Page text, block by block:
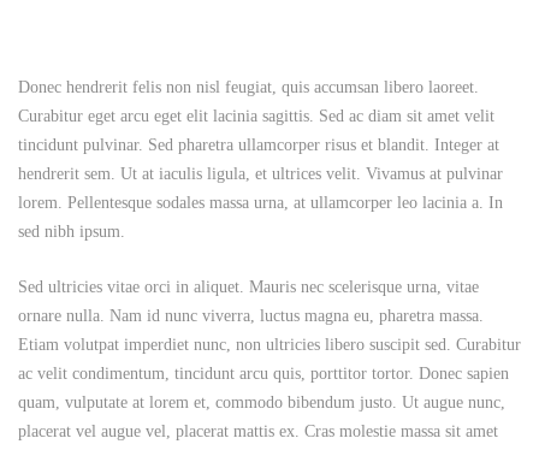
Donec hendrerit felis non nisl feugiat, quis accumsan libero laoreet.
Curabitur eget arcu eget elit lacinia sagittis. Sed ac diam sit amet velit
tincidunt pulvinar. Sed pharetra ullamcorper risus et blandit. Integer at
hendrerit sem. Ut at iaculis ligula, et ultrices velit. Vivamus at pulvinar
lorem. Pellentesque sodales massa urna, at ullamcorper leo lacinia a. In
sed nibh ipsum.
Sed ultricies vitae orci in aliquet. Mauris nec scelerisque urna, vitae
ornare nulla. Nam id nunc viverra, luctus magna eu, pharetra massa.
Etiam volutpat imperdiet nunc, non ultricies libero suscipit sed. Curabitur
ac velit condimentum, tincidunt arcu quis, porttitor tortor. Donec sapien
quam, vulputate at lorem et, commodo bibendum justo. Ut augue nunc,
placerat vel augue vel, placerat mattis ex. Cras molestie massa sit amet